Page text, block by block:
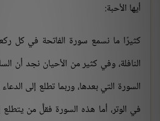
أيها الأحبة:
كثيرًا ما نسمع سورة الفاتحة في كل
النافلة، وفي كثير من الأحيان نجد أن
السورة التي بعدها، وربما تطلع إلى
في الوتر، أما هذه السورة فقلَّ من يتطلع